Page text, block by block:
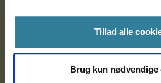
Tillad alle
Brug kun nødvendige
Ankestyrelsen Aalborg